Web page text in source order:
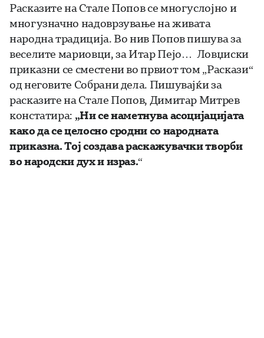
Расказите на Стале Попов се многуслојно и
многузначно надоврзување на живата
народна традиција. Во нив Попов пишува за
веселите мариовци, за Итар Пејо… Ловџиски
приказни се сместени во првиот том „Раскази“
од неговите Собрани дела. Пишувајќи за
расказите на Стале Попов, Димитар Митрев
констатира: „Ни се наметнува асоцијацијата
како да се целосно сродни со народната
приказна. Тој создава раскажувачки творби
во народски дух и израз.“